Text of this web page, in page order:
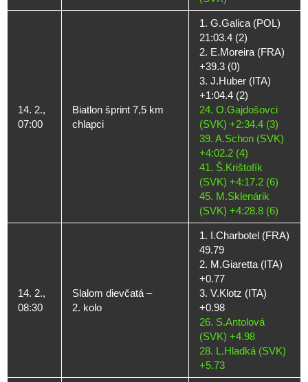
14. 2.,
07:00
Biatlon šprint 7,5 km
chlapci
1. G.Galica (POL)
21:03.4 (2)
2. E.Moreira (FRA)
+39.3 (0)
3. J.Huber (ITA)
+1:04.4 (2)
24. O.Gajdošovci
(SVK) +2:34.4 (3)
39. A.Schon (SVK)
+4:02.2 (4)
41. Š.Krištofík
(SVK) +4:17.2 (6)
45. M.Sklenárik
(SVK) +4:28.8 (6)
14. 2.,
08:30
Slalom dievčatá –
2. kolo
1. I.Charbotel (FRA)
49.79
2. M.Giaretta (ITA)
+0.77
3. V.Klotz (ITA)
+0.98
26. S.Antolová
(SVK) +4.98
28. L.Hladká (SVK)
+5.73